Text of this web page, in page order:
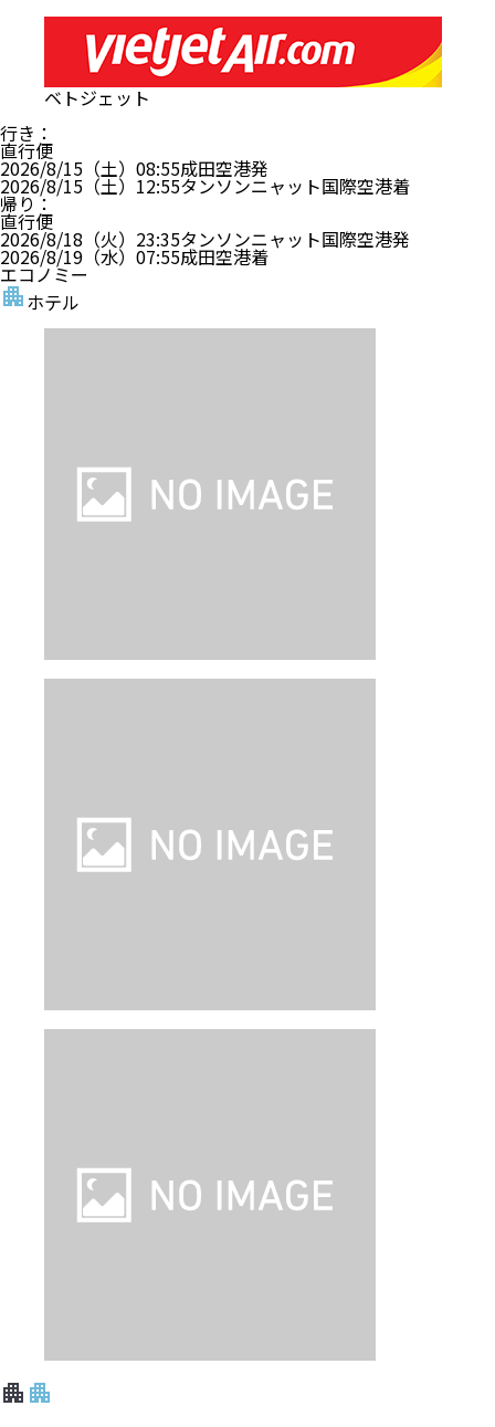
ベトジェット
行き ：
直行便
2026/8/15（土） 08:55成田空港発
2026/8/15（土） 12:55タンソンニャット国際空港着
帰り ：
直行便
2026/8/18（火） 23:35タンソンニャット国際空港発
2026/8/19（水） 07:55成田空港着
エコノミー
ホテル